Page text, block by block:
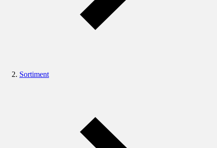
Sortiment